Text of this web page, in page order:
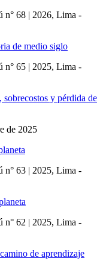
n° 68 | 2026, Lima -
de medio siglo
n° 65 | 2025, Lima -
y pérdida de
de 2025
n° 63 | 2025, Lima -
n° 62 | 2025, Lima -
de aprendizaje